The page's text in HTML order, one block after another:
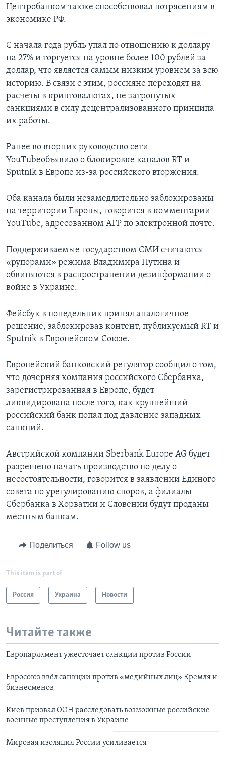
Центробанком также способствовал потрясениям в
экономике РФ.
С начала года рубль упал по отношению к доллару
на 27% и торгуется на уровне более 100 рублей за
доллар, что является самым низким уровнем за всю
историю. В связи с этим, россияне переходят на
расчеты в криптовалютах, не затронутых
санкциями в силу децентрализованного принципа
их работы.
Ранее во вторник руководство сети
YouTubeобъявило о блокировке каналов RT и
Sputnik в Европе из-за российского вторжения.
Оба канала были незамедлительно заблокированы
на территории Европы, говорится в комментарии
YouTube, адресованном AFP по электронной почте.
Поддерживаемые государством СМИ считаются
«рупорами» режима Владимира Путина и
обвиняются в распространении дезинформации о
войне в Украине.
Фейсбук в понедельник принял аналогичное
решение, заблокировав контент, публикуемый RT и
Sputnik в Европейском Союзе.
Европейский банковский регулятор сообщил о том,
что дочерняя компания российского Сбербанка,
зарегистрированная в Европе, будет
ликвидирована после того, как крупнейший
российский банк попал под давление западных
санкций.
Австрийской компании Sberbank Europe AG будет
разрешено начать производство по делу о
несостоятельности, говорится в заявлении Единого
совета по урегулированию споров, а филиалы
Сбербанка в Хорватии и Словении будут проданы
местным банкам.
Поделиться Follow us
This item is part of
Россия Украина Новости
Читайте также
Европарламент ужесточает санкции против России
Евросоюз ввёл санкции против «медийных лиц» Кремля и
бизнесменов
Киев призвал ООН расследовать возможные российские
военные преступления в Украине
Мировая изоляция России усиливается